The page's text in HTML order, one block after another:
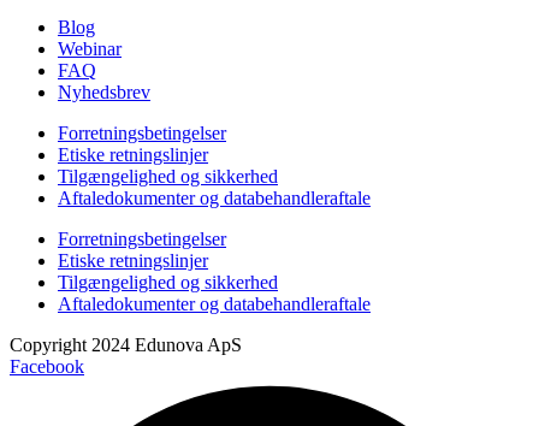
Blog
Webinar
FAQ
Nyhedsbrev
Forretningsbetingelser
Etiske retningslinjer
Tilgængelighed og sikkerhed
Aftaledokumenter og databehandleraftale
Forretningsbetingelser
Etiske retningslinjer
Tilgængelighed og sikkerhed
Aftaledokumenter og databehandleraftale
Copyright 2024 Edunova ApS
Facebook